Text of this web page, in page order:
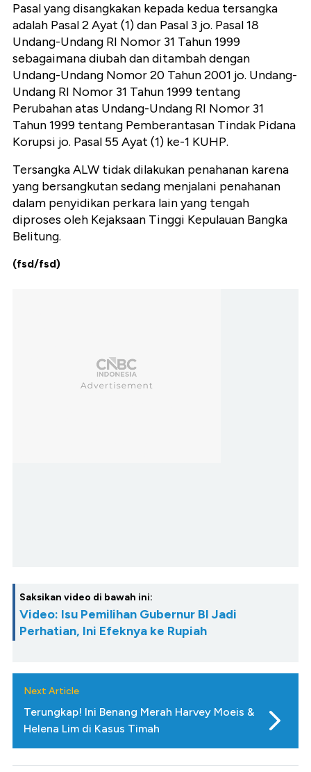
Pasal yang disangkakan kepada kedua tersangka
adalah Pasal 2 Ayat (1) dan Pasal 3 jo. Pasal 18
Undang-Undang RI Nomor 31 Tahun 1999
sebagaimana diubah dan ditambah dengan
Undang-Undang Nomor 20 Tahun 2001 jo. Undang-
Undang RI Nomor 31 Tahun 1999 tentang
Perubahan atas Undang-Undang RI Nomor 31
Tahun 1999 tentang Pemberantasan Tindak Pidana
Korupsi jo. Pasal 55 Ayat (1) ke-1 KUHP.
Tersangka ALW tidak dilakukan penahanan karena
yang bersangkutan sedang menjalani penahanan
dalam penyidikan perkara lain yang tengah
diproses oleh Kejaksaan Tinggi Kepulauan Bangka
Belitung.
(fsd/fsd)
Saksikan video di bawah ini:
Video: Isu Pemilihan Gubernur BI Jadi
Perhatian, Ini Efeknya ke Rupiah
Next Article
Terungkap! Ini Benang Merah Harvey Moeis &
Helena Lim di Kasus Timah